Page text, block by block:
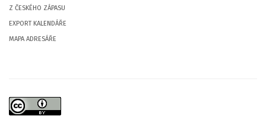
Z ČESKÉHO ZÁPASU
EXPORT KALENDÁŘE
MAPA ADRESÁŘE